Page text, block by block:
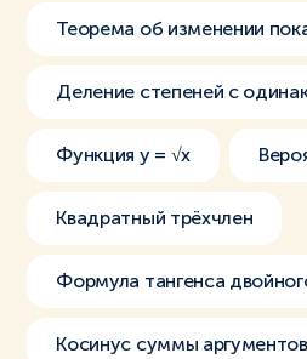
Теорема об изменении
Деление степеней с
Функция y = √x
Квадратный трёхчлен
Формула тангенса
Косинус суммы аргументов